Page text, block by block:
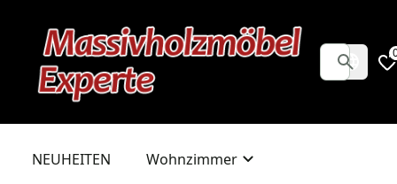
NEUHEITEN
Wohnzimmer